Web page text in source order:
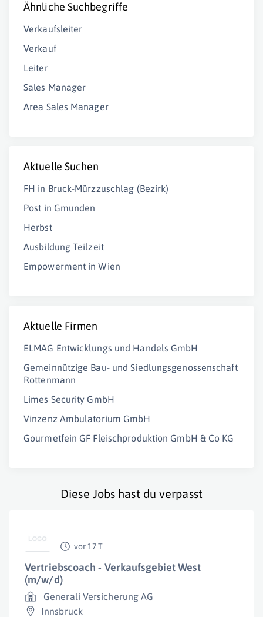
Ähnliche Suchbegriffe
Verkaufsleiter
Verkauf
Leiter
Sales Manager
Area Sales Manager
Aktuelle Suchen
FH in Bruck-Mürzzuschlag (Bezirk)
Post in Gmunden
Herbst
Ausbildung Teilzeit
Empowerment in Wien
Aktuelle Firmen
ELMAG Entwicklungs und Handels GmbH
Gemeinnützige Bau- und Siedlungsgenossenschaft
Rottenmann
Limes Security GmbH
Vinzenz Ambulatorium GmbH
Gourmetfein GF Fleischproduktion GmbH & Co KG
Diese Jobs hast du verpasst
vor 17 T
Vertriebscoach - Verkaufsgebiet West
(m/w/d)
Generali Versicherung AG
Innsbruck